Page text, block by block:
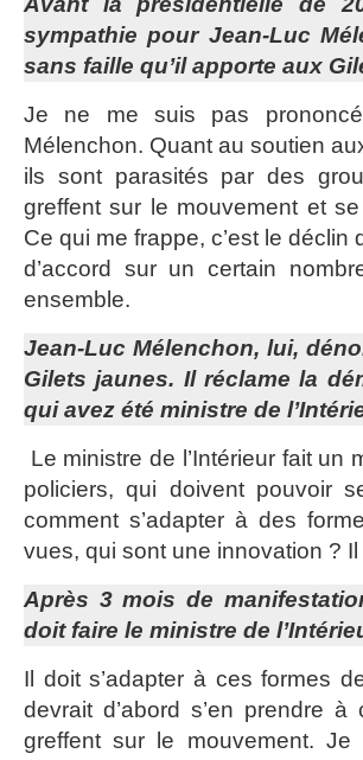
sympathie pour Jean-Luc
sans faille qu’il apporte aux
Je ne me suis pas
Mélenchon. Quant au soutien
ils sont parasités par des
greffent sur le mouvement et
Ce qui me frappe, c’est le
d’accord sur un certain
ensemble.
Jean-Luc Mélenchon, lui,
Gilets jaunes. Il réclame la
qui avez été ministre de
Le ministre de l’Intérieur fait un
policiers, qui doivent pouvoir
comment s’adapter à des
vues, qui sont une innovation ?
Après 3 mois de
doit faire le ministre de
Il doit s’adapter à ces formes
devrait d’abord s’en prendre
greffent sur le mouvement.